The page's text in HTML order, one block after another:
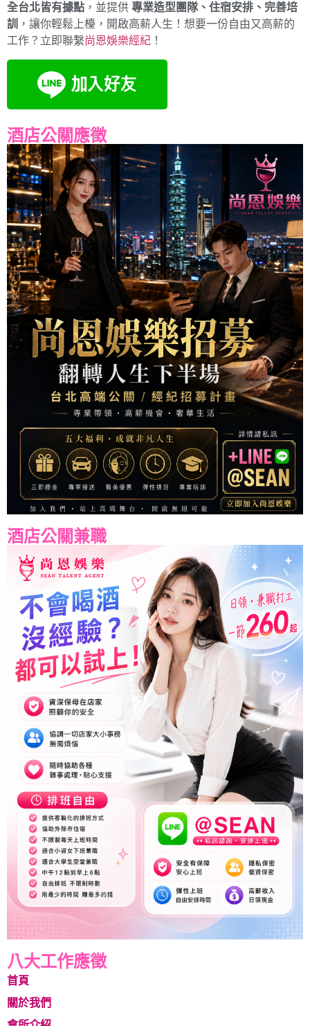
全台北皆有據點 ，並提供 專業造型團隊、住宿安排、完善培
訓
，讓你輕鬆上檯，開啟高薪人生！想要一份自由又高薪的
工作？立即聯繫尚恩娛樂經紀 ！
酒店公關應徵
酒店公關兼職
八大工作應徵
首頁
關於我們